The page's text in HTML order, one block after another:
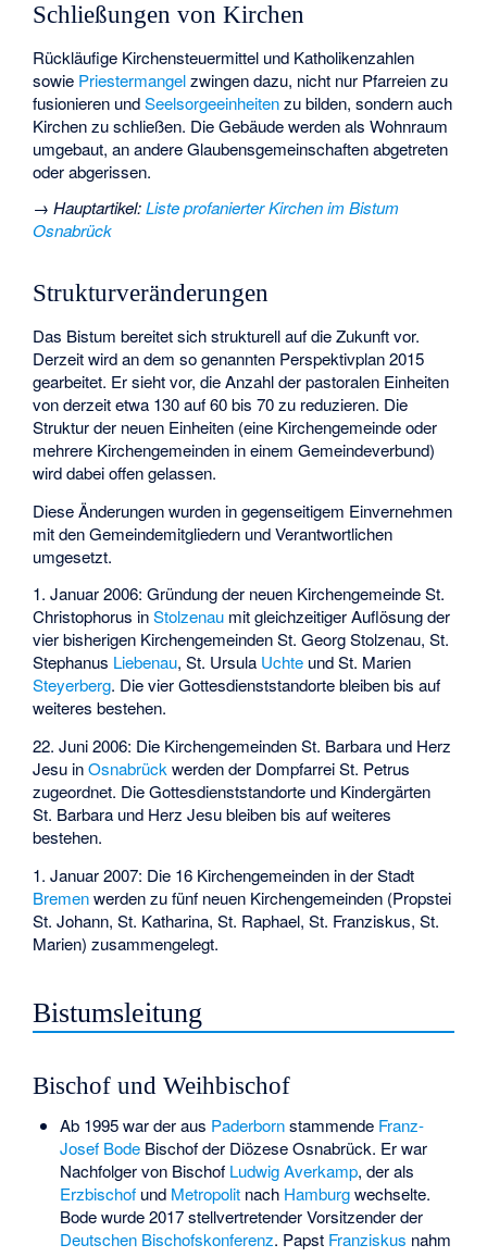
Schließungen von Kirchen
Rückläufige Kirchensteuermittel und Katholikenzahlen
sowie Priestermangelzwingen dazu, nicht nur Pfarreien zu
fusionieren undSeelsorgeeinheitenzu bilden, sondern auch
Kirchen zu schließen. Die Gebäude werden als Wohnraum
umgebaut, an andere Glaubensgemeinschaften abgetreten
oder abgerissen.
→Hauptartikel:Liste profanierter Kirchen im Bistum
Osnabrück
Strukturveränderungen
Das Bistum bereitet sich strukturell auf die Zukunft vor.
Derzeit wird an dem so genannten Perspektivplan 2015
gearbeitet. Er sieht vor, die Anzahl der pastoralen Einheiten
von derzeit etwa 130 auf 60 bis 70 zu reduzieren. Die
Struktur der neuen Einheiten (eine Kirchengemeinde oder
mehrere Kirchengemeinden in einem Gemeindeverbund)
wird dabei offen gelassen.
Diese Änderungen wurden in gegenseitigem Einvernehmen
mit den Gemeindemitgliedern und Verantwortlichen
umgesetzt.
1. Januar 2006: Gründung der neuen Kirchengemeinde St.
Christophorus inStolzenau mit gleichzeitiger Auflösung der
vier bisherigen Kirchengemeinden St. Georg Stolzenau, St.
Stephanus Liebenau, St. Ursula Uchte und St. Marien
Steyerberg. Die vier Gottesdienststandorte bleiben bis auf
weiteres bestehen.
22. Juni 2006: Die Kirchengemeinden St. Barbara und Herz
Jesu inOsnabrück werden der Dompfarrei St. Petrus
zugeordnet. Die Gottesdienststandorte und Kindergärten
St. Barbara und Herz Jesu bleiben bis auf weiteres
bestehen.
1. Januar 2007: Die 16 Kirchengemeinden in der Stadt
Bremenwerden zu fünf neuen Kirchengemeinden (Propstei
St. Johann, St. Katharina, St. Raphael, St. Franziskus, St.
Marien) zusammengelegt.
Bistumsleitung
Bischof und Weihbischof
Ab 1995 war der aus Paderbornstammende Franz-
Josef BodeBischof der Diözese Osnabrück. Er war
Nachfolger von Bischof Ludwig Averkamp, der als
Erzbischofund Metropolitnach Hamburgwechselte.
Bode wurde 2017 stellvertretender Vorsitzender der
Deutschen Bischofskonferenz. Papst Franziskus nahm